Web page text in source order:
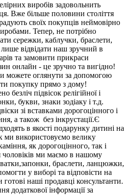
виробів задовольнить
Вже більше половини століття
своїх покупців неймовірно
Тепер, не потрібно
сережки, каблучки, браслети,
лише відвідати наш зручний в
та замовити прикраси
онлайн - це зручно та вигідно!
можете оглянути за допомогою
покупку прямо з дому!
безліч підвісок релігійної і
букви, знаки зодіаку і т.д.
зі вставками дорогоцінного і
а також без інкрустації.Є
в якості подарунку дитині на
ми використовуємо велику
як дорогоцінного, так і
ми маємо в нашому
браслети, ланцюжки,
у виборі та відповісти на
готові наші продавці консультанти.
додаткової інформації за